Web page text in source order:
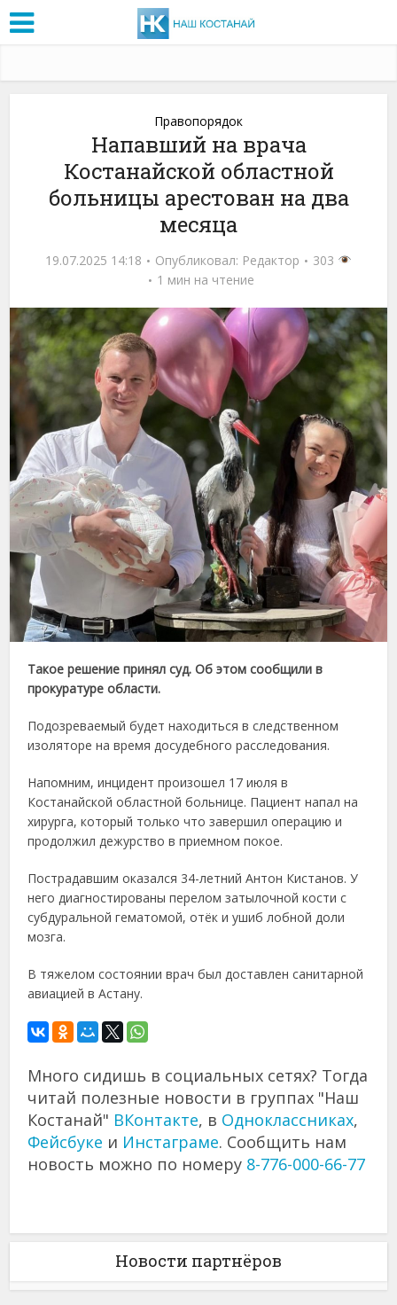
Правопорядок
Напавший на врача
Костанайской областной
больницы арестован на два
месяца
19.07.2025 14:18 Опубликовал: Редактор
303
1 мин на чтение
Такое решение принял суд. Об этом сообщили в
прокуратуре области.
Подозреваемый будет находиться в следственном
изоляторе на время досудебного расследования.
Напомним, инцидент произошел 17 июля в
Костанайской областной больнице. Пациент напал на
хирурга, который только что завершил операцию и
продолжил дежурство в приемном покое.
Пострадавшим оказался 34-летний Антон Кистанов. У
него диагностированы перелом затылочной кости с
субдуральной гематомой, отёк и ушиб лобной доли
мозга.
В тяжелом состоянии врач был доставлен санитарной
авиацией в Астану.
Много сидишь в социальных сетях? Тогда
читай полезные новости в группах "Наш
Костанай" ВКонтакте, в Одноклассниках,
Фейсбуке и Инстаграме. Сообщить нам
новость можно по номеру 8-776-000-66-77
Новости партнёров